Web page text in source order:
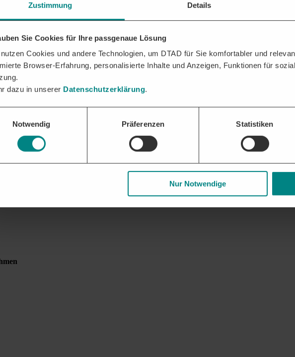
Zustimmung Details
Sie Cookies für Ihre passgenaue Lösung
Cookies und andere Technologien, um DTAD für Sie komfortabler und
Browser-Erfahrung, personalisierte Inhalte und Anzeigen, Funktionen für
dazu in unserer Datenschutzerklärung.
Notwendig
Präferenzen Statistiken
Nur Notwendige
für Brandenburg erhalten?
an und entdecken Sie aktuelle Veröffentlichungen, auf die Sie sich mit Ihrem Service